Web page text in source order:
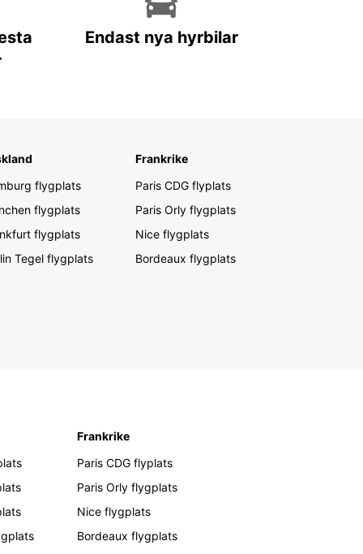
Endast nya hyrbilar
flygplats
flygplats
flygplats
Tegel flygplats
Frankrike
Paris CDG flyplats
Paris Orly flygplats
Nice flygplats
Bordeaux flygplats
Frankrike
Paris CDG flyplats
Paris Orly flygplats
Nice flygplats
Bordeaux flygplats